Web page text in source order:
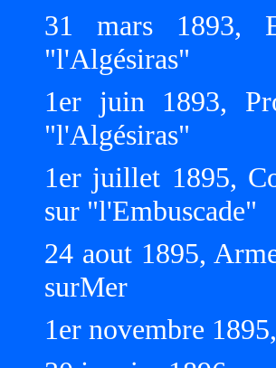
31 mars 1893,
"l'Algésiras"
1er juin 1893,
"l'Algésiras"
1er juillet 1895,
sur "l'Embuscade"
24 aout 1895,
surMer
1er novembre